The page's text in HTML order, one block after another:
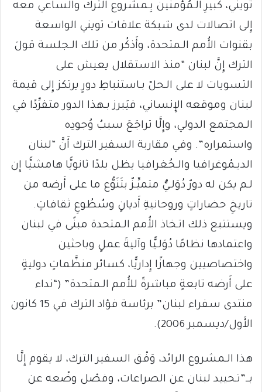
تويني، كبيرِ الـمُؤْمنين بِـمشروع الترك والساعي معه
إِلى اتصالات لدى شبكة علاقات تويني الواسعة
بقنوات الأُمم الـمتحدة، وأَذكُر من تلك الـجلسة قولَ
الترك إِنَّ لبنان “منذ الاستقلال يعيش على
التسويات لا على الـحلّ بـاستنباطِ دورٍ يرتكز إِلى قيمة
لبنان وموقعه الإِنساني، فيَبرز بـهذا الدور متفرِّدًا في
الـمجتمع الدولي، وإِلَّا تراجَعَ سببُ وُجودِه
واستمراره”. وفي مقاربة السفير الترك أَنَّ “لبنان
الديـمُوغرافيا والـجُغرافيا يظل بلدًا ثانويًّا هامشيًّا إِن
لـم يكن له دورٌ دُوَلـيٌّ متميِّـزٌ بتَنَوُّع ما على أَرضه من
تاريخِ حضاراتٍ وروحانيةِ أَديانٍ وسُطُوعِ ثقافاتٍ.
ويستتبع ذلك اتـخاذ الأُمم الـمتحدة مبنًى في لبنان
واعتمادها نظامًا دُوَلـيًّا وآليةَ عملٍ وباحثين
واختصاصيين وجهازًا إِداريًّا، كسائر منظَّماتٍ دوليةٍ
على أَرضه تابعةٍ مباشرةً للأُمم الـمتحدة” (“نداء
منتدى سفراء لبنان” برئاسة فؤاد الترك في 15 كانون
الأَول/ديسمبر 2006).
هذا الـمشروع الرائد، وَفْق السفير الترك، لا يقوم إِلَّا
بــ”تـحييد لبنان عن الصراعات، وفصْل وضْعه عن